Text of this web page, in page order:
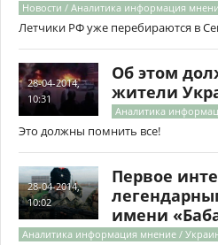
Новости / Аналитика информация
Летчики РФ уже перебираются в
28-04-2014,
10:31
Об этом
жители
Аналитика
Это должны помнить все!
28-04-2014,
10:02
Первое
имени
Аналитика информация мнение /